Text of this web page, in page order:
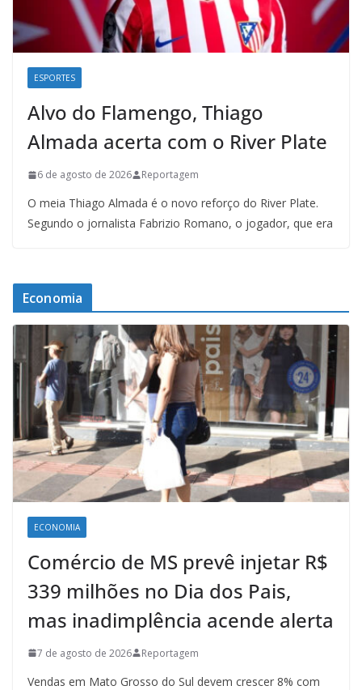
ESPORTES
Alvo do Flamengo, Thiago
Almada acerta com o River Plate
6 de agosto de 2026 Reportagem
O meia Thiago Almada é o novo reforço do River Plate.
Segundo o jornalista Fabrizio Romano, o jogador, que era
Economia
ECONOMIA
Comércio de MS prevê injetar R$
339 milhões no Dia dos Pais,
mas inadimplência acende alerta
7 de agosto de 2026 Reportagem
Vendas em Mato Grosso do Sul devem crescer 8% com